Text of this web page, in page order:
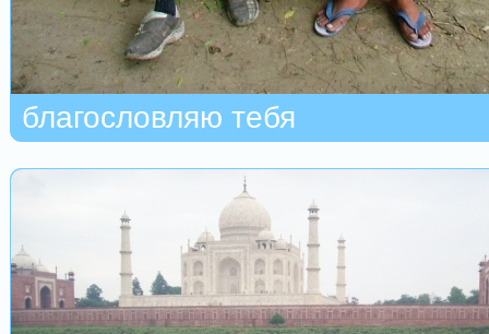
благословляю тебя